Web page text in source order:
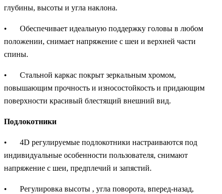
глубины, высоты и угла наклона.
•
Обеспечивает идеальную поддержку головы в любом
положении, снимает напряжение с шеи и верхней части
спины.
•
Стальной каркас покрыт зеркальным хромом,
повышающим прочность и износостойкость и придающим
поверхности красивый блестящий внешний вид.
Подлокотники
•
4D регулируемые подлокотники настраиваются под
индивидуальные особенности пользователя, снимают
напряжение с шеи, предплечий и запястий.
•
Регулировка высоты , угла поворота, вперед-назад,